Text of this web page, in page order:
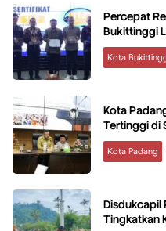
Percepat
Bukittinggi
Kota
Kota
Tertinggi di
Kota Padang
Disdukcapil
Tingkatkan